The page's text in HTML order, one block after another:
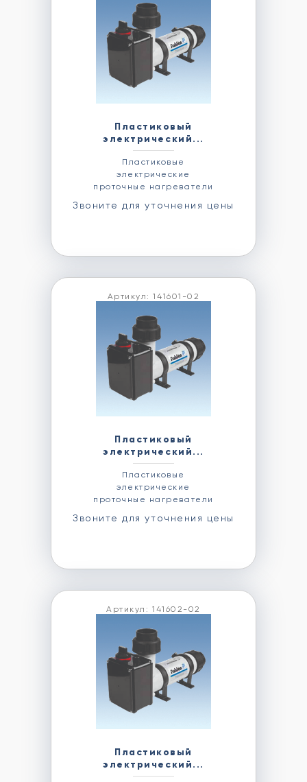
Пластиковый
электрический...
Пластиковые
электрические
проточные нагреватели
Звоните для уточнения цены
Артикул: 141601-02
Пластиковый
электрический...
Пластиковые
электрические
проточные нагреватели
Звоните для уточнения цены
Артикул: 141602-02
Пластиковый
электрический...